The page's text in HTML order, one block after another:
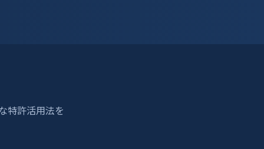
特許活用法を